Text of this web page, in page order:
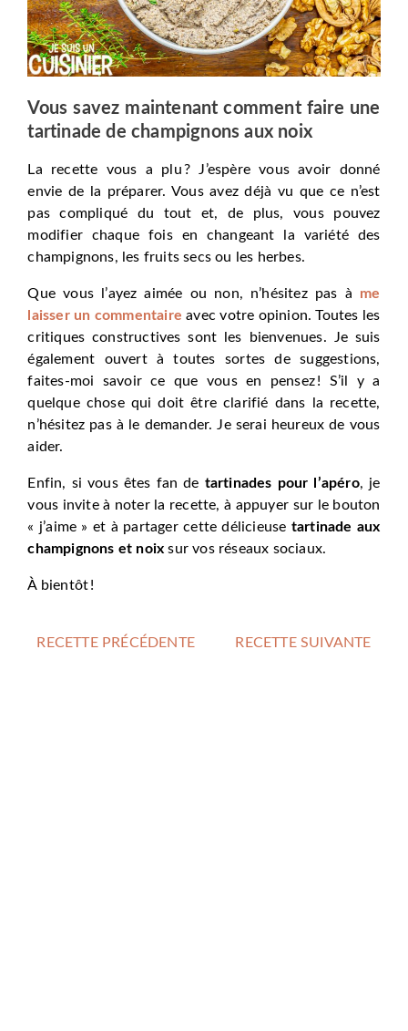
Vous savez maintenant comment faire une
tartinade de champignons aux noix
La recette vous a plu ? J’espère vous avoir donné
envie de la préparer. Vous avez déjà vu que ce n’est
pas compliqué du tout et, de plus, vous pouvez
modifier chaque fois en changeant la variété des
champignons, les fruits secs ou les herbes.
Que vous l’ayez aimée ou non, n’hésitez pas à me
laisser un commentaire avec votre opinion. Toutes les
critiques constructives sont les bienvenues. Je suis
également ouvert à toutes sortes de suggestions,
faites-moi savoir ce que vous en pensez ! S’il y a
quelque chose qui doit être clarifié dans la recette,
n’hésitez pas à le demander. Je serai heureux de vous
aider.
Enfin, si vous êtes fan de tartinades pour l’apéro, je
vous invite à noter la recette, à appuyer sur le bouton
« j’aime » et à partager cette délicieuse tartinade aux
champignons et noix sur vos réseaux sociaux.
À bientôt !
RECETTE PRÉCÉDENTE RECETTE SUIVANTE